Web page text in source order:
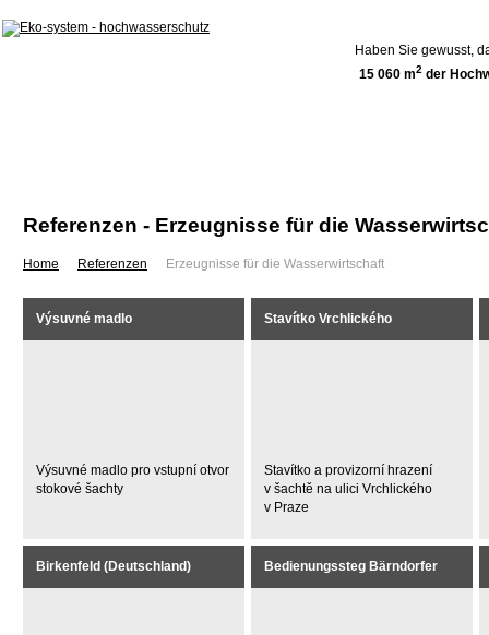
Referenzen - Erzeugnisse für die
Home Referenzen Erzeugnisse für die Wasserwirtschaft
Výsuvné madlo
Výsuvné madlo pro vstupní otvor
stokové šachty
Stavítko Vrchlického
Stavítko a provizorní hrazení
v šachtě na ulici Vrchlického
v Praze
Birkenfeld (Deutschland) Bedienungssteg Bärndorfer
Haben Sie gewusst,
15 060 m2 der